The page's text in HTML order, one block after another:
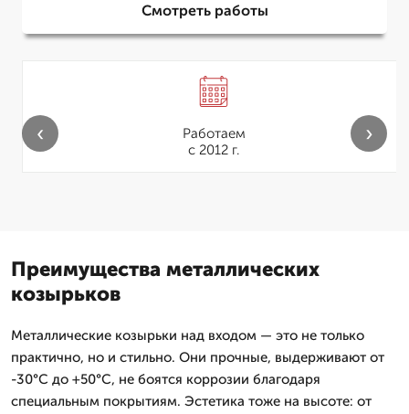
Смотреть работы
Работаем
с 2012 г.
‹ ›
Преимущества металлических
козырьков
Металлические козырьки над входом — это не только
практично, но и стильно. Они прочные, выдерживают от
-30°C до +50°C, не боятся коррозии благодаря
специальным покрытиям. Эстетика тоже на высоте: от